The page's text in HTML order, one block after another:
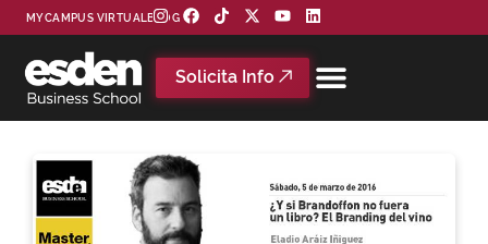
MYCAMPUS VIRTUAL BLOG
Solicita Info